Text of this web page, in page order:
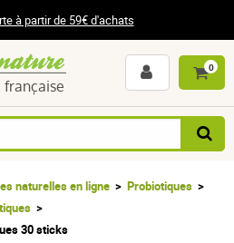
à partir de 59€ d'achats
française
0
naturelles en ligne
Probiotiques
30 sticks